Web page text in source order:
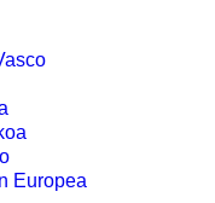
Europea